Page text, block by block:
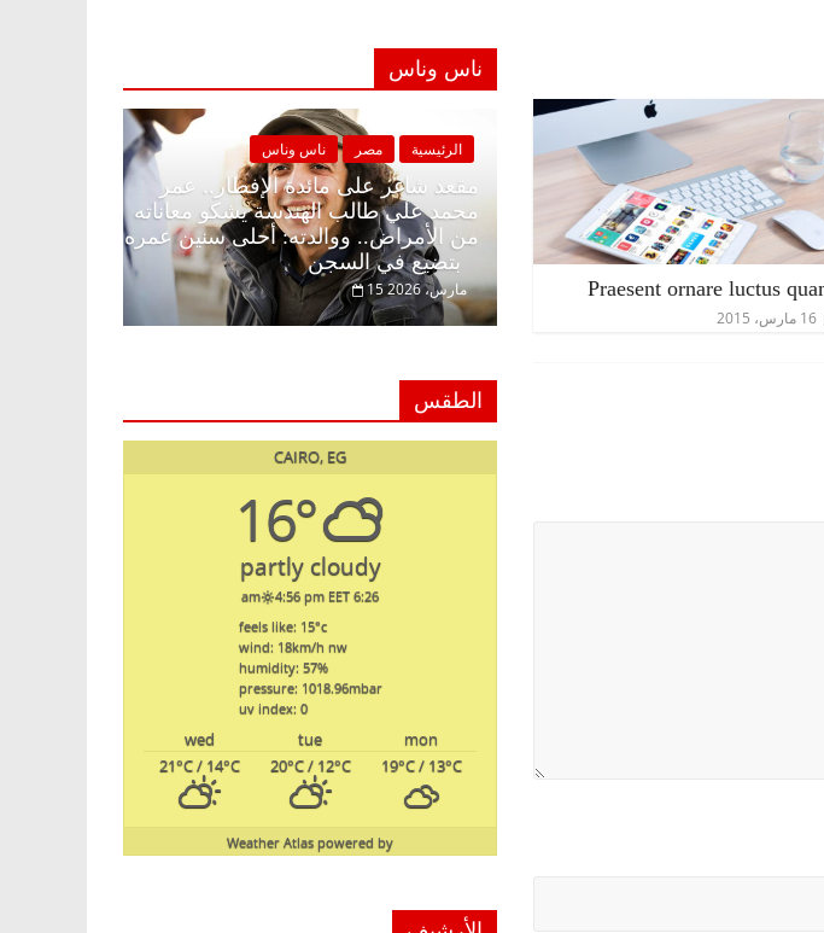
Praesent ornare luctus
16 مارس، 2015
ناس وناس
الرئيسية مصر
مقعد شاغر على مائدة
محمد علي طالب الهندسة
من الأمراض.. ووالدته:
بتضيع في السجن
15 مارس، 2026
الرئيسية ناس وناس
مقعد شاغر على الإفطار وبلكونة بلا زينة
رمضان.. د. عبدالخالق فاروق خبير
اقتصادي في انتظار حلم الحرية ولمة
الحبايب
ناس وناس
الإفطار.. يحيى
فارس مقاومة
عن المال العام
الطقس
CAIRO, EG
16°
partly cloudy
6:26 am
4:56 pm EET
feels like: 15°c
wind: 18km/h nw
humidity: 57%
pressure: 1018.96mbar
uv index: 0
mon
tue
wed
19°C/ 13°C
20°C/ 12°C
21°C/ 14°C
powered by
Weather Atlas